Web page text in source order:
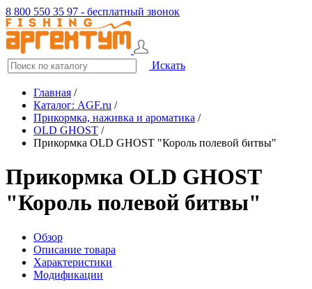
8 800 550 35 97 - бесплатный звонок
Искать
Главная /
Каталог: AGF.ru /
Прикормка, наживка и ароматика /
OLD GHOST /
Прикормка OLD GHOST "Король полевой битвы"
Прикормка OLD GHOST
"Король полевой битвы"
Обзор
Описание товара
Характеристики
Модификации